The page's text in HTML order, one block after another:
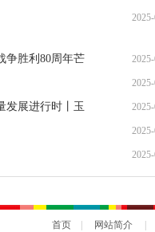
争胜利80周年芒
发展进行时丨玉